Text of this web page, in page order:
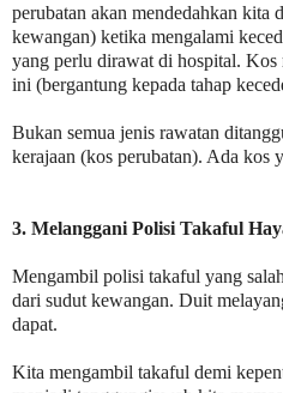
perubatan akan mendedahkan kita
kewangan) ketika mengalami
yang perlu dirawat di hospital. Kos
ini (bergantung kepada tahap
Bukan semua jenis rawatan
kerajaan (kos perubatan). Ada kos
3. Melanggani Polisi Takaful
Mengambil polisi takaful yang
dari sudut kewangan. Duit
dapat.
Kita mengambil takaful demi